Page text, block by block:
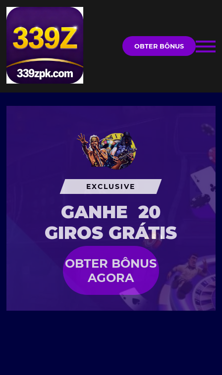
OBTER BÔNUS
EXCLUSIVE
GANHE 20
GIROS GRÁTIS
OBTER BÔNUS
AGORA